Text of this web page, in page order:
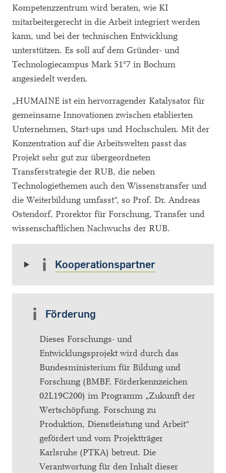
Kompetenzzentrum wird beraten, wie KI
mitarbeitergerecht in die Arbeit integriert werden
kann, und bei der technischen Entwicklung
unterstützen. Es soll auf dem Gründer- und
Technologiecampus Mark 51°7 in Bochum
angesiedelt werden.
„HUMAINE ist ein hervorragender Katalysator für
gemeinsame Innovationen zwischen etablierten
Unternehmen, Start-ups und Hochschulen. Mit der
Konzentration auf die Arbeitswelten passt das
Projekt sehr gut zur übergeordneten
Transferstrategie der RUB, die neben
Technologiethemen auch den Wissenstransfer und
die Weiterbildung umfasst“, so Prof. Dr. Andreas
Ostendorf, Prorektor für Forschung, Transfer und
wissenschaftlichen Nachwuchs der RUB.
Kooperationspartner
Förderung
Dieses Forschungs- und
Entwicklungsprojekt wird durch das
Bundesministerium für Bildung und
Forschung (BMBF, Förderkennzeichen
02L19C200) im Programm „Zukunft der
Wertschöpfung. Forschung zu
Produktion, Dienstleistung und Arbeit“
gefördert und vom Projektträger
Karlsruhe (PTKA) betreut. Die
Verantwortung für den Inhalt dieser